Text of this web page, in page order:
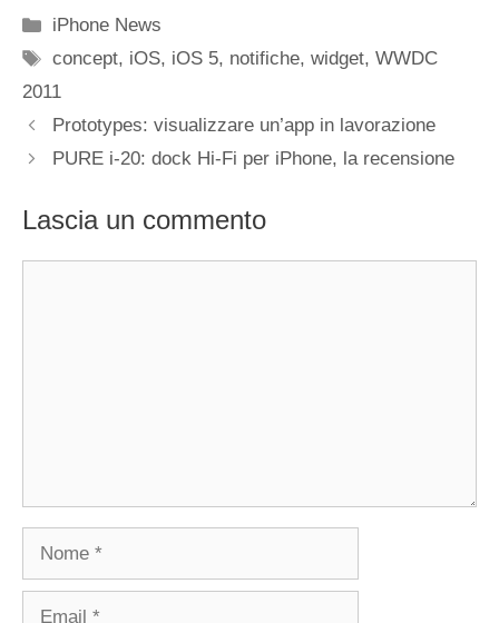
Categorie
iPhone News
Tag
concept, iOS, iOS 5, notifiche,widget,WWDC
2011
Prototypes: visualizzare un’app in lavorazione
PURE i-20: dock Hi-Fi per iPhone, la recensione
Lascia un commento
Nome
Email